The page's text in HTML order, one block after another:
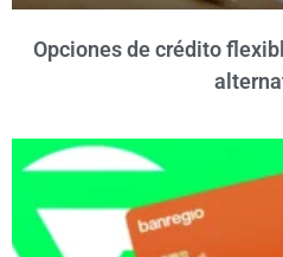
Opciones de crédito